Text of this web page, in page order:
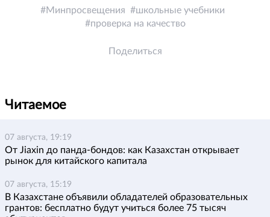
Минпросвещения
школьные учебники
проверка на качество
Поделиться
Читаемое
07 августа, 19:19
От Jiaxin до панда-бондов: как Казахстан открывает
рынок для китайского капитала
07 августа, 15:19
В Казахстане объявили обладателей образовательных
грантов: бесплатно будут учиться более 75 тысяч